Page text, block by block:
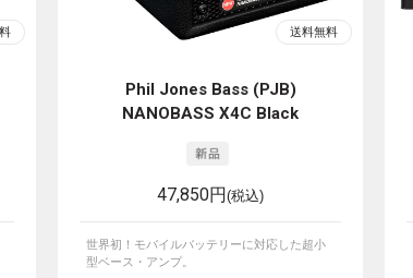
Phil Jones Bass (PJB)
NANOBASS X4C Black
47,850円(税込)
世界初！モバイルバッテリーに対応した超小
型ベース・アンプ。